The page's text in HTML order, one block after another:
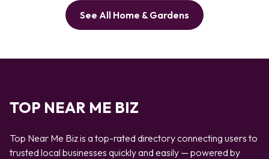
See All Home & Gardens
TOP NEAR ME BIZ
Top Near Me Biz is a top-rated directory connecting users to
trusted local businesses quickly and easily — powered by